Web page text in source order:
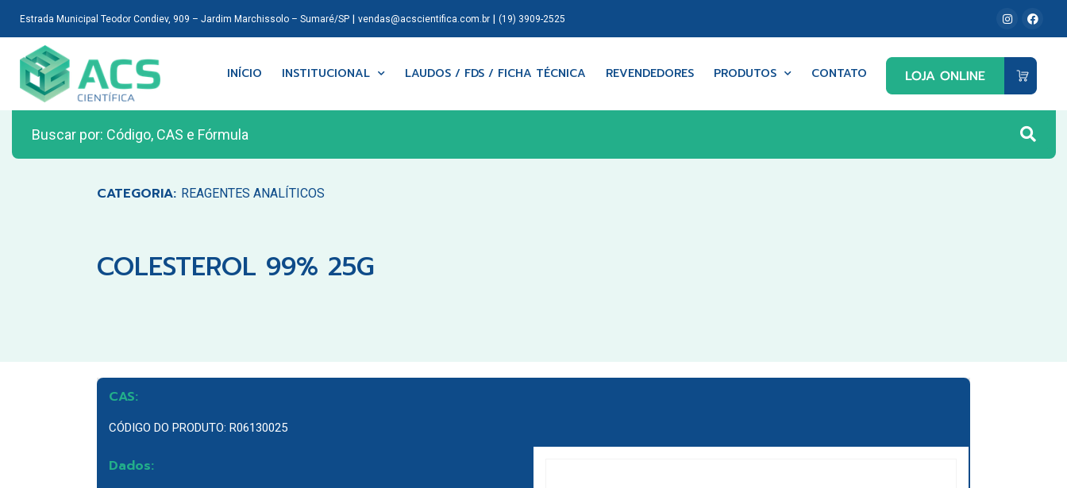
Estrada Municipal Teodor Condiev, 909 – Jardim Marchissolo – Sumaré/SP| vendas@acscientifica.com.br| (19) 3909-2525
INÍCIO INSTITUCIONAL LAUDOS / FDS / FICHA TÉCNICA REVENDEDORES PRODUTOS CONTATO
CATEGORIA: REAGENTES ANALÍTICOS
COLESTEROL 99% 25G
CAS:
CÓDIGO DO PRODUTO: R06130025
Dados: